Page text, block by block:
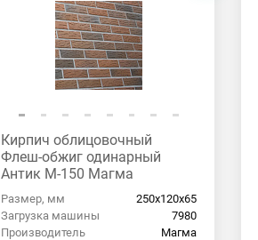
Кирпич облицовочный
Флеш-обжиг одинарный
Антик М-150 Магма
Размер, мм
250х120х65
Загрузка машины
7980
Производитель
Магма